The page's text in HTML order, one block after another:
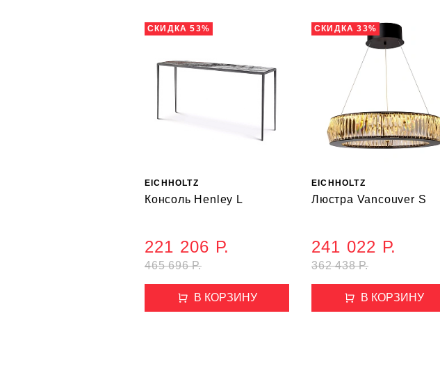
СКИДКА 53%
EICHHOLTZ
Консоль Henley L
465 696 Р.
221 206 Р.
В КОРЗИНУ
СКИДКА 33%
EICHHOLTZ
Люстра Vancouver S
362 438 Р.
241 022 Р.
В КОРЗИНУ